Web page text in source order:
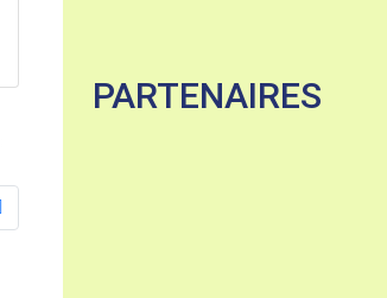
PARTENAIRES